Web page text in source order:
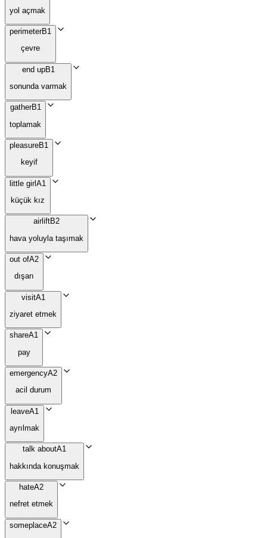
yol açmak
perimeterB1
çevre
end upB1
sonunda varmak
gatherB1
toplamak
pleasureB1
keyif
little girlA1
küçük kız
airliftB2
hava yoluyla taşımak
out ofA2
dışarı
visitA1
ziyaret etmek
shareA1
pay
emergencyA2
acil durum
leaveA1
ayrılmak
talk aboutA1
hakkında konuşmak
hateA2
nefret etmek
someplaceA2